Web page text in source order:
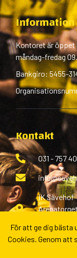
Information
Kontoret är öppet
måndag-fredag
Bankgiro: 5455-
Kontakt
031 - 757
IK Sävehof
Fler
För att ge dig bästa
Cookies. Genom att